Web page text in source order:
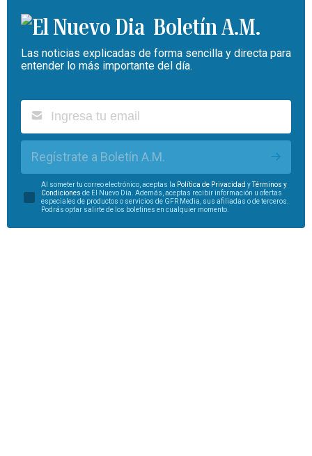
Boletín A.M.
Las noticias explicadas de forma sencilla y directa para
entender lo más importante del día.
Regístrate a Boletín A.M.
Al someter tu correo electrónico, aceptas la Política de Privacidad yTérminos y
Condiciones de El Nuevo Día. Además, aceptas recibir información u ofertas
especiales de productos o servicios de GFR Media, sus afiliadas o de terceros.
Podrás optar salirte de los boletines en cualquier momento.